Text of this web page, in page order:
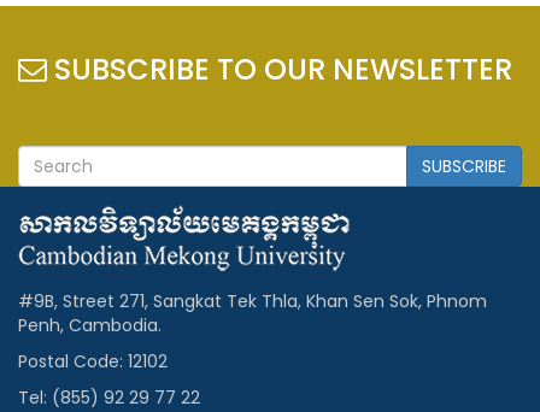
SUBSCRIBE TO OUR NEWSLETTER
SUBSCRIBE
#9B, Street 271, Sangkat Tek Thla, Khan Sen Sok, Phnom
Penh, Cambodia.
Postal Code: 12102
Tel: (855) 92 29 77 22